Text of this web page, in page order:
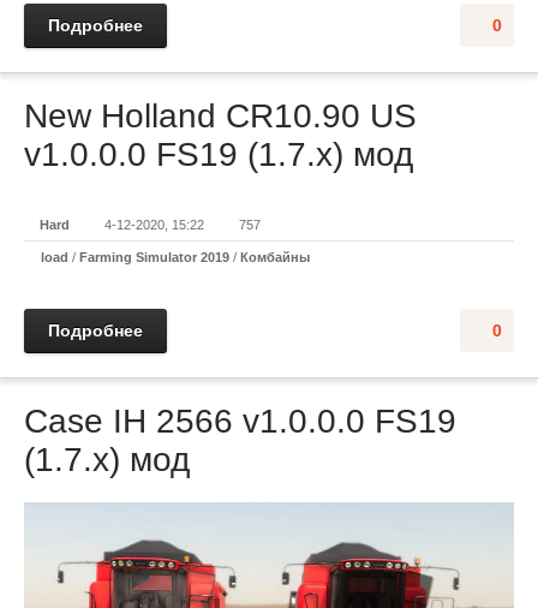
0
Подробнее
New Holland CR10.90 US
v1.0.0.0 FS19 (1.7.x) мод
Hard 4-12-2020, 15:22 757
load / Farming Simulator 2019 / Комбайны
0
Подробнее
Case IH 2566 v1.0.0.0 FS19
(1.7.x) мод